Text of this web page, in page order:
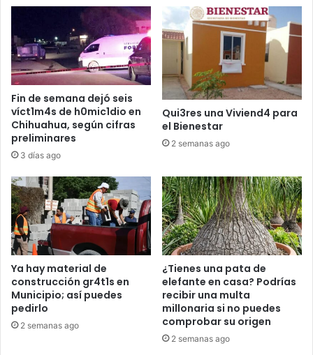
Fin de semana dejó seis
víct1m4s de h0mic1dio en
Chihuahua, según cifras
preliminares
3 días ago
Qui3res una Viviend4 para
el Bienestar
2 semanas ago
Ya hay material de
construcción gr4t1s en
Municipio; así puedes
pedirlo
2 semanas ago
¿Tienes una pata de
elefante en casa? Podrías
recibir una multa
millonaria si no puedes
comprobar su origen
2 semanas ago